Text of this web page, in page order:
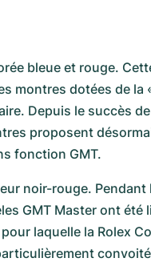
bleue et rouge.
montres dotées de la
Depuis le succès de
proposent
fonction GMT.
noir-rouge. Pendant
GMT Master ont été
laquelle la Rolex